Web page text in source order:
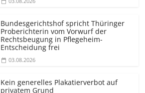
Bundesgerichtshof spricht Thüringer
Proberichterin vom Vorwurf der
Rechtsbeugung in Pflegeheim-
Entscheidung frei
03.08.2026
Kein generelles Plakatierverbot auf
privatem Grund